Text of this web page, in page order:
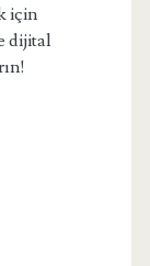
için
dijital